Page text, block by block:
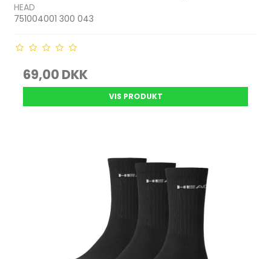
HEAD
751004001 300 043
69,00 DKK
VIS PRODUKT